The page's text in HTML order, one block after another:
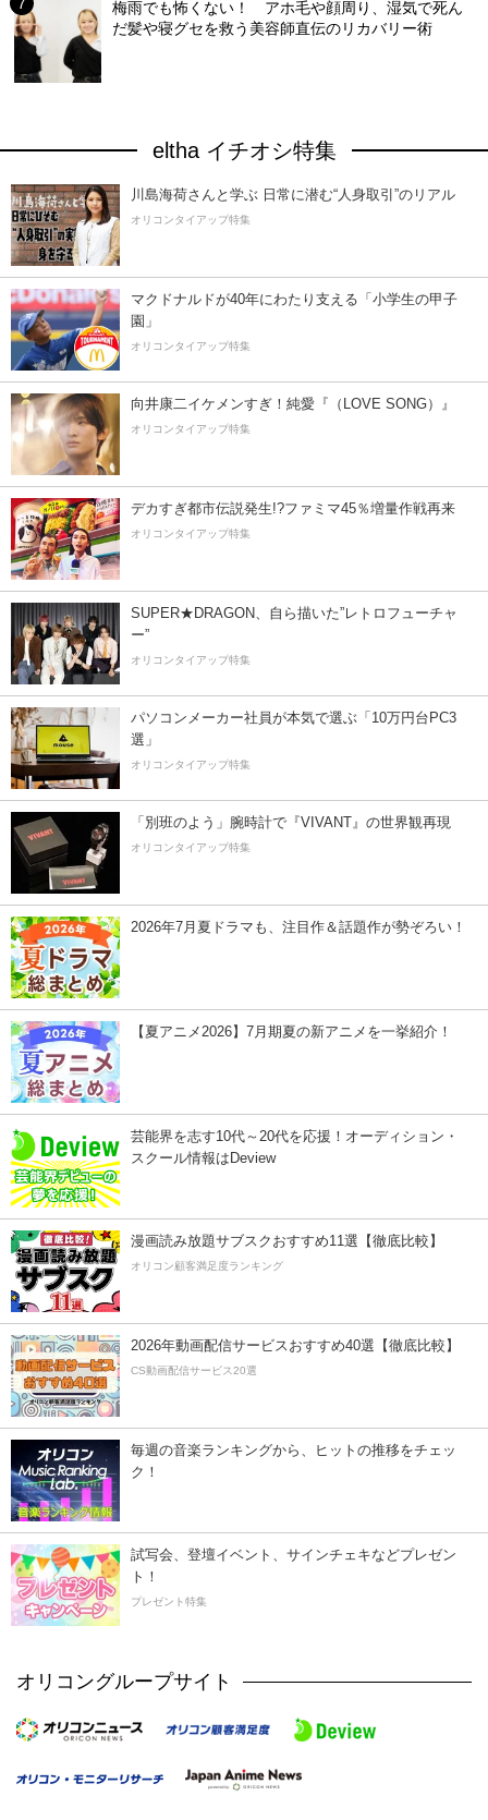
梅雨でも怖くない！ アホ毛や顔周り、湿気で死ん
だ髪や寝グセを救う美容師直伝のリカバリー術
eltha イチオシ特集
川島海荷さんと学ぶ 日常に潜む“人身取引”のリアル
オリコンタイアップ特集
マクドナルドが40年にわたり支える「小学生の甲子
園」
オリコンタイアップ特集
向井康二イケメンすぎ！純愛『（LOVE SONG）』
オリコンタイアップ特集
デカすぎ都市伝説発生!?ファミマ45％増量作戦再来
オリコンタイアップ特集
SUPER★DRAGON、自ら描いた”レトロフューチャ
ー”
オリコンタイアップ特集
パソコンメーカー社員が本気で選ぶ「10万円台PC3
選」
オリコンタイアップ特集
「別班のよう」腕時計で『VIVANT』の世界観再現
オリコンタイアップ特集
2026年7月夏ドラマも、注目作＆話題作が勢ぞろい！
【夏アニメ2026】7月期夏の新アニメを一挙紹介！
芸能界を志す10代～20代を応援！オーディション・
スクール情報はDeview
漫画読み放題サブスクおすすめ11選【徹底比較】
オリコン顧客満足度ランキング
2026年動画配信サービスおすすめ40選【徹底比較】
CS動画配信サービス20選
毎週の音楽ランキングから、ヒットの推移をチェッ
ク！
試写会、登壇イベント、サインチェキなどプレゼン
ト！
プレゼント特集
オリコングループサイト